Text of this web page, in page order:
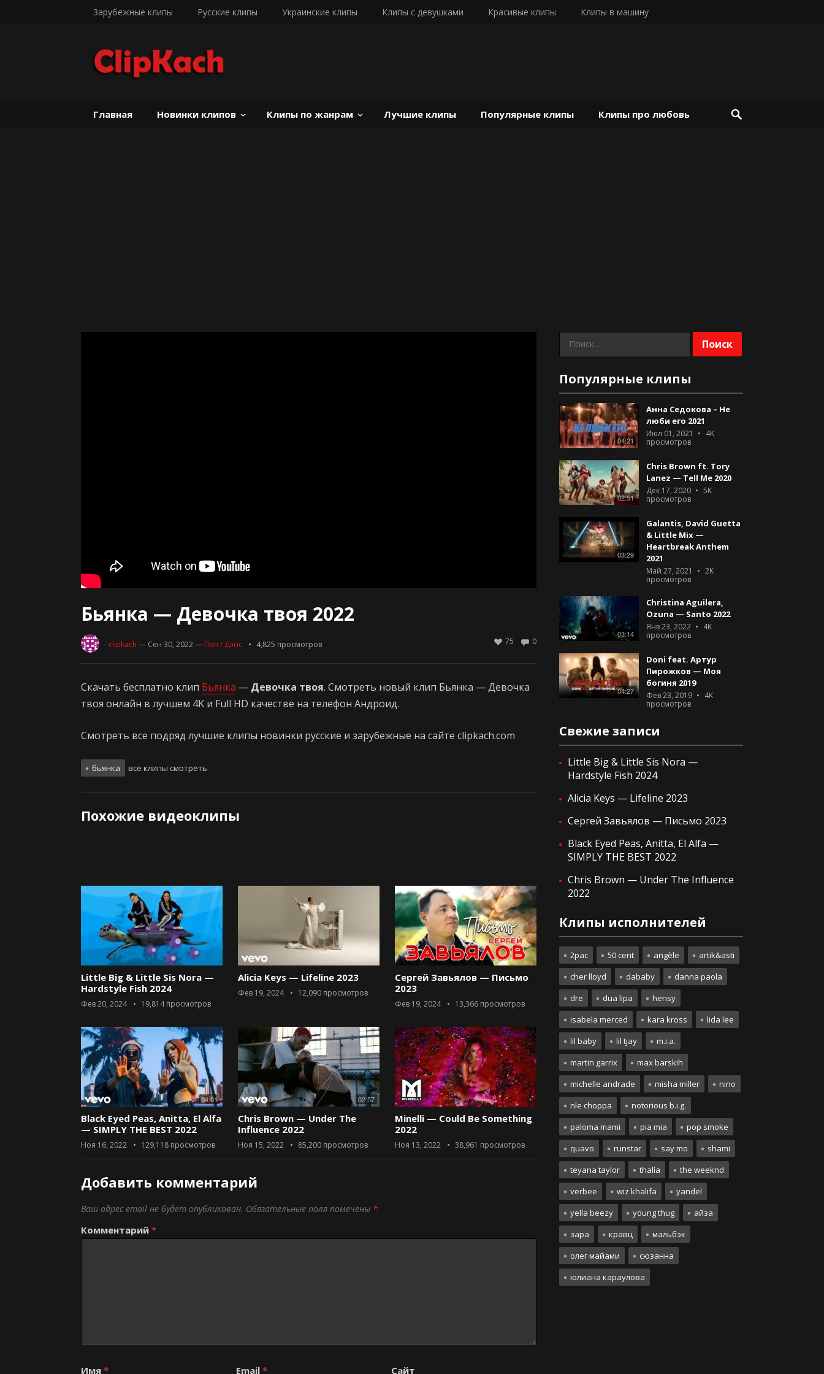
Зарубежные клипы Русские клипы Украинские клипы Клипы с девушками Красивые клипы Клипы в машину
Главная Новинки клипов Клипы по жанрам Лучшие клипы Популярные клипы Клипы про любовь
Бьянка — Девочка твоя 2022
- clipkach — Сен 30, 2022— Поп / Дэнс 4,825 просмотров 0
75
Скачать бесплатно клип Бьянка — Девочка твоя. Смотреть новый клип Бьянка — Девочка
твоя онлайн в лучшем 4K и Full HD качестве на телефон Андроид.
Смотреть все подряд лучшие клипы новинки русские и зарубежные на сайте clipkach.com
бьянка все клипы смотреть
Похожие видеоклипы
Little Big & Little Sis Nora —
Hardstyle Fish 2024
Фев 20, 2024 19,814просмотров
Alicia Keys — Lifeline 2023
Фев 19, 2024 12,090 просмотров
Сергей Завьялов — Письмо
2023
Фев 19, 2024 13,366 просмотров
04:01
Black Eyed Peas, Anitta, El Alfa
— SIMPLY THE BEST 2022
Ноя 16, 2022 129,118 просмотров
02:57
Chris Brown — Under The
Influence 2022
Ноя 15, 2022 85,200 просмотров
Minelli — Could Be Something
2022
Ноя 13, 2022 38,961 просмотров
Добавить комментарий
Ваш адрес email не будет опубликован. Обязательные поля помечены *
Комментарий *
Имя * Email * Сайт
Найти:
Популярные клипы
04:21
Анна Седокова – Не
люби его 2021
Июл 01, 2021
4K
просмотров
02:51
Chris Brown ft. Tory
Lanez — Tell Me 2020
Дек 17, 2020
5K
просмотров
03:29
Galantis, David Guetta
& Little Mix —
Heartbreak Anthem
2021
Май 27, 2021
2K
просмотров
03:14
Christina Aguilera,
Ozuna — Santo 2022
Янв 23, 2022
4K
просмотров
04:27
Doni feat. Артур
Пирожков — Моя
богиня 2019
Фев 23, 2019
4K
просмотров
Свежие записи
Little Big & Little Sis Nora —
Hardstyle Fish 2024
Alicia Keys — Lifeline 2023
Сергей Завьялов — Письмо 2023
Black Eyed Peas, Anitta, El Alfa —
SIMPLY THE BEST 2022
Chris Brown — Under The Influence
2022
Клипы исполнителей
2pac 50 cent angèle
artik&asti
cher lloyd
dababy
danna paola
dre
dua lipa
hensy
isabela merced
kara kross
lida lee
lil baby
lil tjay
m.i.a.
martin garrix
max barskih
michelle andrade
misha miller
nino
nle choppa
notorious b.i.g.
paloma mami
pia mia
pop smoke
quavo
runstar say mo
shami
teyana taylor
thalía
the weeknd
verbee
wiz khalifa
yandel
yella beezy
young thug
айза
зара
кравц
мальбэк
олег майами
сюзанна
юлиана караулова